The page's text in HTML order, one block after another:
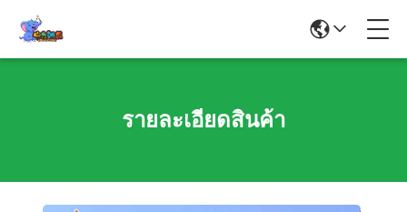
รายละเอียดสินค้า